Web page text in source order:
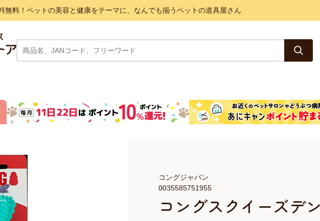
料！ペットの美容と健康をテーマに、なんでも揃うペットの道具屋さん
コングスクイーズ
0035585751955
コングジャパン